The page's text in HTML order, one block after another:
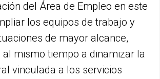
del Área de Empleo en este
los equipos de trabajo y
de mayor alcance,
mismo tiempo a dinamizar la
vinculada a los servicios